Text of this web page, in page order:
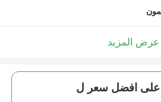
عرض المزيد
افضل سعر ل